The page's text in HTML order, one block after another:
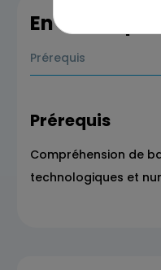
En savoir plus
Prérequis
Prérequis
Compréhension de
technologiques et